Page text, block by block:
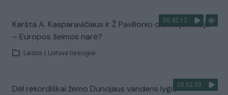
00:42:12
Karšta A. Kasparavičiaus ir Ž Pavilionio diskusija: Rusija
– Europos šeimos narė?
Laidos Lietuva tiesiogiai
00:02:33
Dėl rekordiškai žemo Dunojaus vandens lygio –